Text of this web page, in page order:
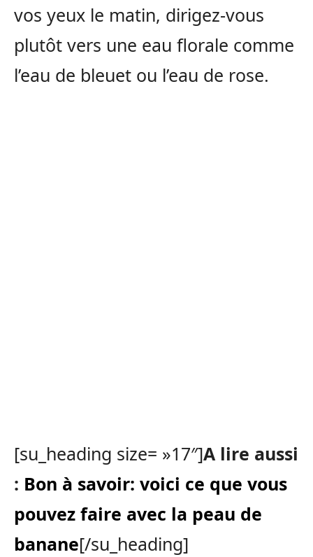
vos yeux le matin, dirigez-vous
plutôt vers une eau florale comme
l’eau de bleuet ou l’eau de rose.
[su_heading size= »17″]A lire aussi
: Bon à savoir: voici ce que vous
pouvez faire avec la peau de
banane[/su_heading]